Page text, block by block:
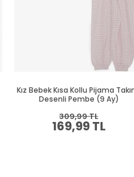
Kız Bebek Kısa Kollu Pijama
Desenli Pembe (9 Ay)
169,99 TL
309,99 TL